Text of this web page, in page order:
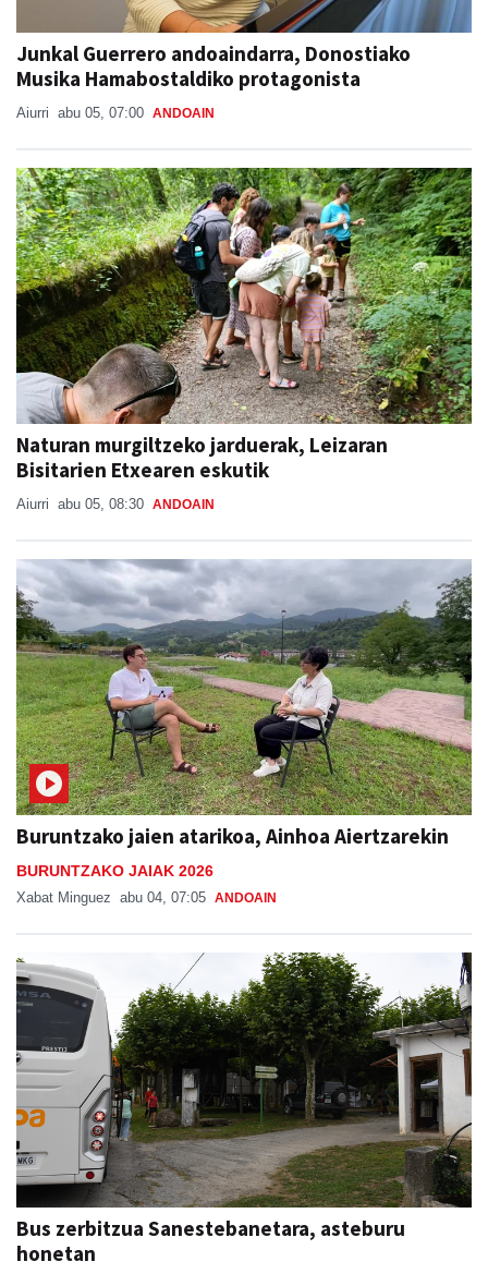
Junkal Guerrero andoaindarra, Donostiako
Musika Hamabostaldiko protagonista
Aiurri abu 05, 07:00 ANDOAIN
Naturan murgiltzeko jarduerak, Leizaran
Bisitarien Etxearen eskutik
Aiurri abu 05, 08:30 ANDOAIN
Buruntzako jaien atarikoa, Ainhoa Aiertzarekin
BURUNTZAKO JAIAK 2026
Xabat Minguez abu 04, 07:05 ANDOAIN
Bus zerbitzua Sanestebanetara, asteburu
honetan